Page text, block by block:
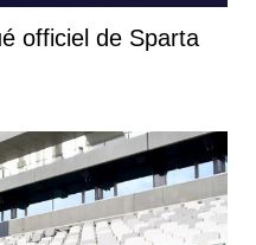
officiel de Sparta